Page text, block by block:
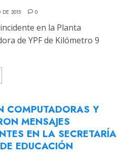
DE 2015 0
en la Planta
de YPF de Kilómetro 9
COMPUTADORAS Y
MENSAJES
EN LA SECRETARÍA
EDUCACIÓN